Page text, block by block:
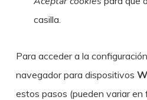
casilla.
Para acceder a la
navegador para dispositivos
estos pasos (pueden variar en